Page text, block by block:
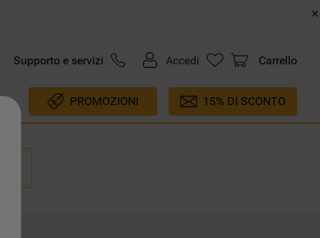
Supporto e servizi Accedi Carrello
PROMOZIONI 15% DI SCONTO